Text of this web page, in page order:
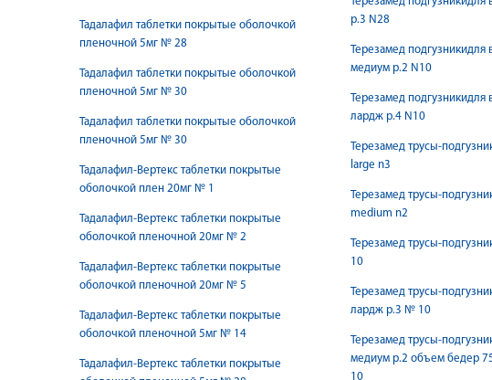
Тадалафил таблетки покрытые оболочкой
пленочной 5мг № 28
Тадалафил таблетки покрытые оболочкой
пленочной 5мг № 30
Тадалафил таблетки покрытые оболочкой
пленочной 5мг № 30
Тадалафил-Вертекс таблетки покрытые
оболочкой плен 20мг № 1
Тадалафил-Вертекс таблетки покрытые
оболочкой пленочной 20мг № 2
Тадалафил-Вертекс таблетки покрытые
оболочкой пленочной 20мг № 5
Тадалафил-Вертекс таблетки покрытые
оболочкой пленочной 5мг № 14
Тадалафил-Вертекс таблетки покрытые
р.3 N28
Терезамед подгузникидля
медиум р.2 N10
Терезамед подгузникидля
лардж р.4 N10
Терезамед трусы-
large n3
Терезамед трусы-
medium n2
Терезамед трусы-
10
Терезамед трусы-
лардж р.3 № 10
Терезамед трусы-
медиум р.2 объем бедер
10